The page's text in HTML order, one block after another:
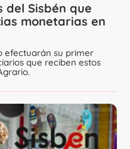
del Sisbén que
monetarias en
efectuarán su primer
que reciben estos